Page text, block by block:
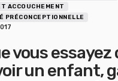
ACCOUCHEMENT
PRÉCONCEPTIONNELLE
vous essayez
un enfant,